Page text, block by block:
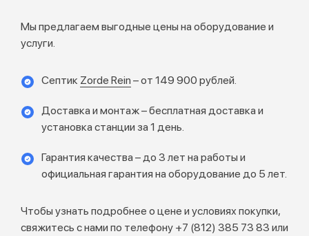
Мы предлагаем выгодные цены на оборудование и
услуги.
Септик Zorde Rein – от 149 900 рублей.
Доставка и монтаж – бесплатная доставка и
установка станции за 1 день.
Гарантия качества – до 3 лет на работы и
официальная гарантия на оборудование до 5 лет.
Чтобы узнать подробнее о цене и условиях покупки,
свяжитесь с нами по телефону +7 (812) 385 73 83 или